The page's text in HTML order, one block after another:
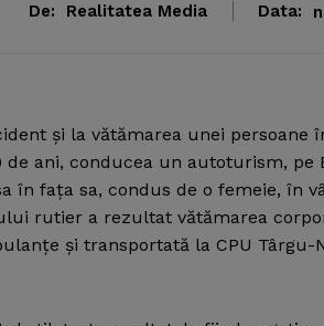
De: Realitatea Media Data:
şi la vătămarea unei persoane
ani, conducea un autoturism, pe
în faţa sa, condus de o femeie, în
rutier a rezultat vătămarea
şi transportată la CPU Târgu-